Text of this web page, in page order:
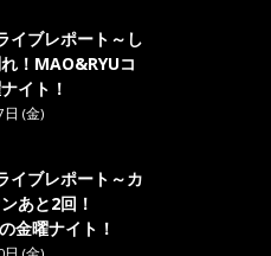
イブレポート～し
！MAO&RYUコ
イト！
(金)
イブレポート～カ
あと2回！
金曜ナイト！